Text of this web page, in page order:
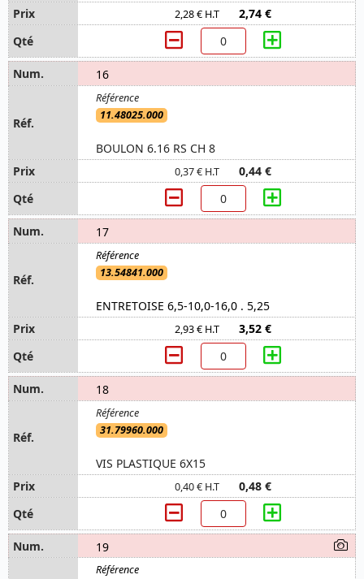
2,28 € H.T 2,74 €
16
11.48025.000
BOULON 6.16 RS CH 8
0,37 € H.T 0,44 €
17
13.54841.000
ENTRETOISE 6,5-10,0-16,0 . 5,25
2,93 € H.T 3,52 €
18
31.79960.000
VIS PLASTIQUE 6X15
0,40 € H.T 0,48 €
19